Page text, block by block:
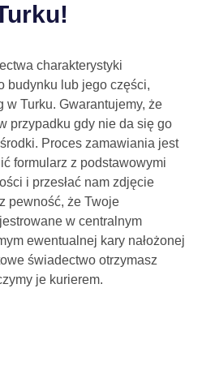
charakterystyki
budynku lub jego części,
w Turku. Gwarantujemy, że
przypadku gdy nie da się go
Proces zamawiania jest
formularz z podstawowymi
i przesłać nam zdjęcie
pewność, że Twoje
w centralnym
ewentualnej kary nałożonej
świadectwo otrzymasz
je kurierem.